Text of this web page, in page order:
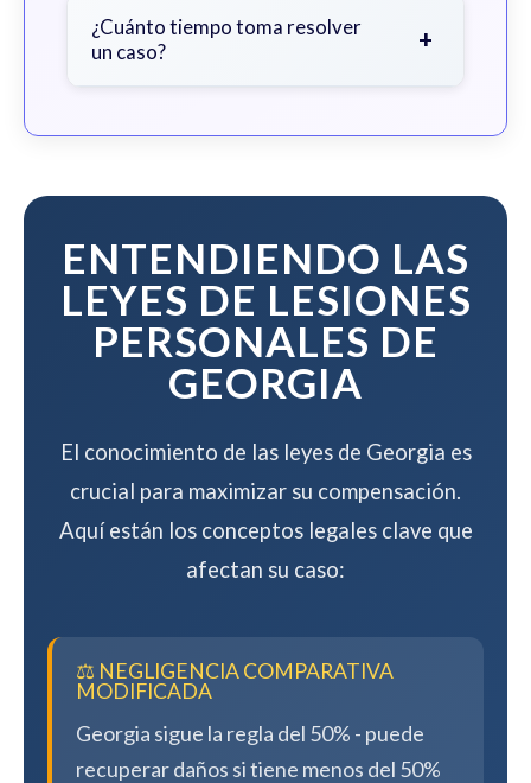
contingencia - no paga nada a menos
que ganemos su caso.
¿Cuánto tiempo toma resolver
un caso?
+
del caso, pero trabajamos para
mientras maximizamos su
ENTENDIENDO LAS
LEYES DE LESIONES
PERSONALES DE
GEORGIA
El conocimiento de las leyes de Georgia es
crucial para maximizar su compensación.
Aquí están los conceptos legales clave que
afectan su caso:
⚖️ NEGLIGENCIA COMPARATIVA
MODIFICADA
Georgia sigue la regla del 50% - puede
recuperar daños si tiene menos del 50%